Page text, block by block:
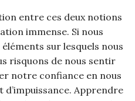
entre ces deux notions
immense. Si nous
sur lesquels nous
risquons de nous sentir
notre confiance en nous
Apprendre